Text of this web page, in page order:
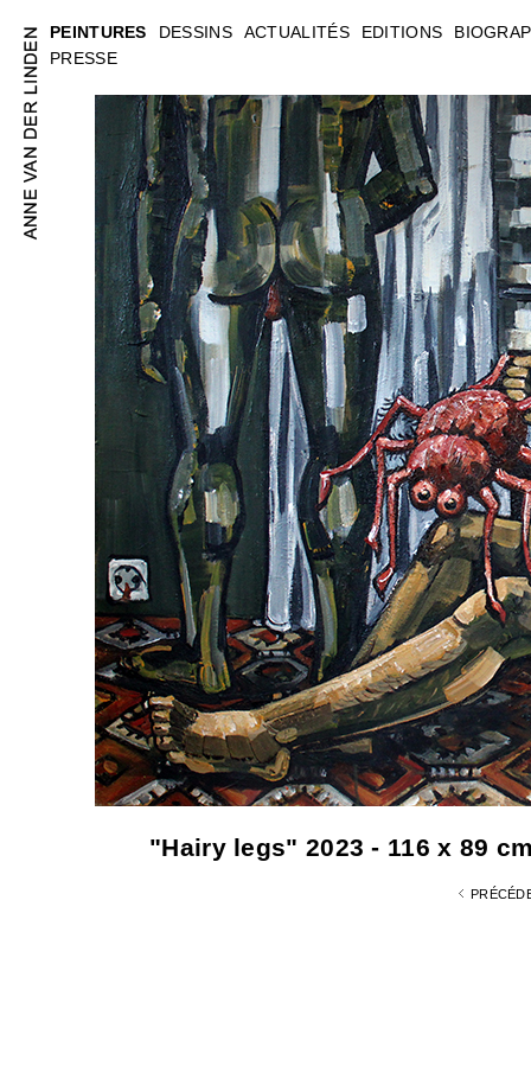
PEINTURES
PRESSE
DESSINS ACTUALITÉS EDITIONS
"Hairy legs" 2023 - 116 x 89